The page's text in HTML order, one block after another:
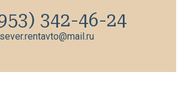
342-46-24
sever.rentavto@mail.ru